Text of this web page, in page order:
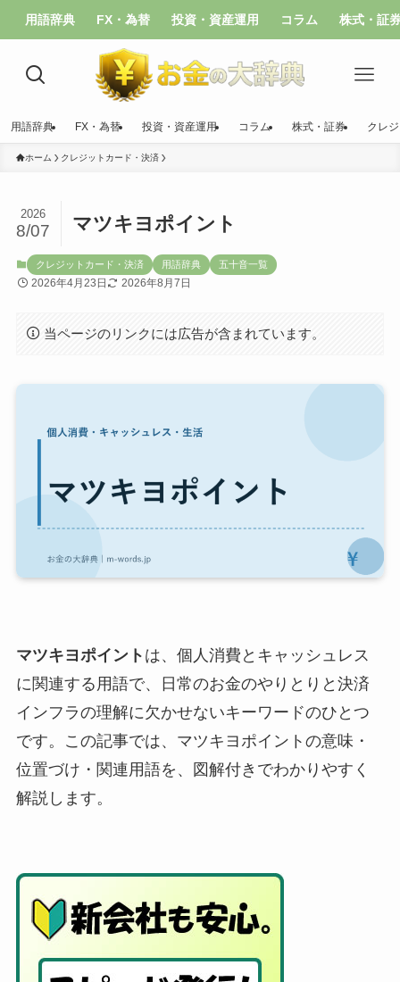
用語辞典 FX・為替 投資・資産運用 コラム 株式・証
用語辞典 FX・為替 投資・資産運用 コラム 株式・証券 クレ
ホーム クレジットカード・決済
マツキヨポイント
2026
8/07
クレジットカード・決済 用語辞典 五十音一覧
2026年4月23日 2026年8月7日
当ページのリンクには広告が含まれています。
マツキヨポイント は、個人消費とキャッシュレス
に関連する用語で、日常のお金のやりとりと決済
インフラの理解に欠かせないキーワードのひとつ
です。この記事では、マツキヨポイントの意味・
位置づけ・関連用語を、図解付きでわかりやすく
解説します。